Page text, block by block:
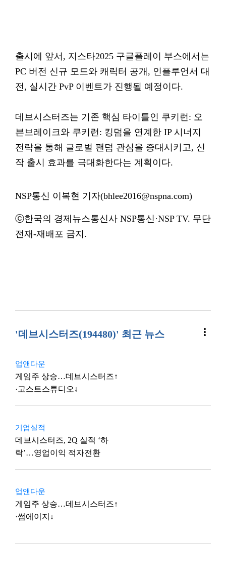
출시에 앞서, 지스타2025 구글플레이 부스에서는
PC 버전 신규 모드와 캐릭터 공개, 인플루언서 대
전, 실시간 PvP 이벤트가 진행될 예정이다.
데브시스터즈는 기존 핵심 타이틀인 쿠키런: 오
븐브레이크와 쿠키런: 킹덤을 연계한 IP 시너지
전략을 통해 글로벌 팬덤 관심을 증대시키고, 신
작 출시 효과를 극대화한다는 계획이다.
NSP통신 이복현 기자(bhlee2016@nspna.com)
ⓒ한국의 경제뉴스통신사 NSP통신·NSP TV. 무단
전재-재배포 금지.
'데브시스터즈(194480)' 최근 뉴스 more_vert
업앤다운
게임주 상승…데브시스터즈↑
·고스트스튜디오↓
기업실적
데브시스터즈, 2Q 실적 ‘하
락’…영업이익 적자전환
업앤다운
게임주 상승…데브시스터즈↑
·썸에이지↓